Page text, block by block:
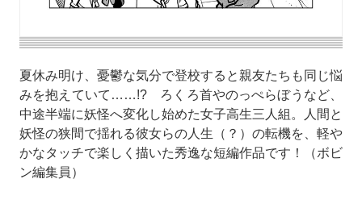
夏休み明け、憂鬱な気分で登校すると親友たちも同じ悩
みを抱えていて……!? ろくろ首やのっぺらぼうなど、
中途半端に妖怪へ変化し始めた女子高生三人組。人間と
妖怪の狭間で揺れる彼女らの人生（？）の転機を、軽や
かなタッチで楽しく描いた秀逸な短編作品です！（ボビ
ン編集員）